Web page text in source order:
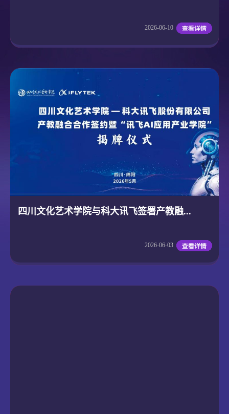
2026-06-10
四川文化艺术学院与科大讯飞签署产教融...
2026-06-03